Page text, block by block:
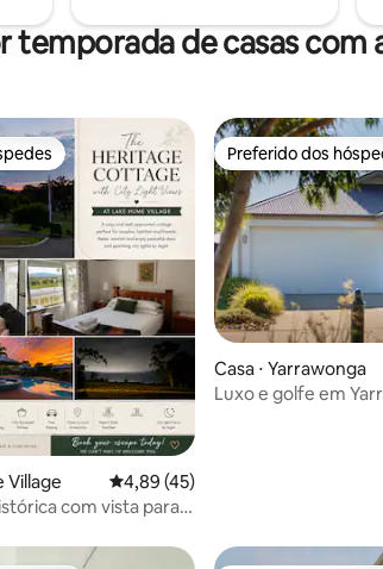
temporada de casas com
5, 75 avaliações
Village 4,89 de uma avaliação média de
4,89 (45)
com vista para a
Preferido dos
Preferido dos
Casa ⋅ Yarrawonga
Luxo e golfe em